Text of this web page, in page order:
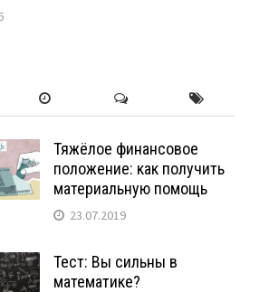
Тяжёлое финансовое
положение: как получить
материальную помощь
23.07.2019
Тест: Вы сильны в
математике?